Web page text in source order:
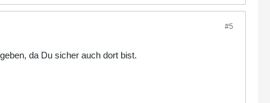
#5
da Du sicher auch dort bist.